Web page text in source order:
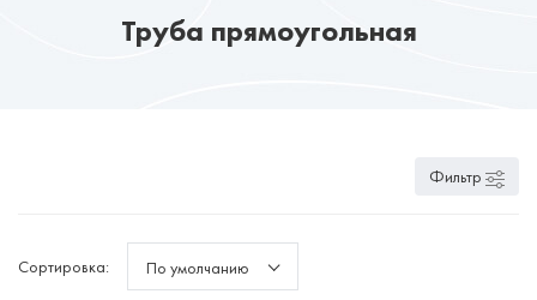
Труба прямоугольная
Фильтр
Сортировка: По умолчанию